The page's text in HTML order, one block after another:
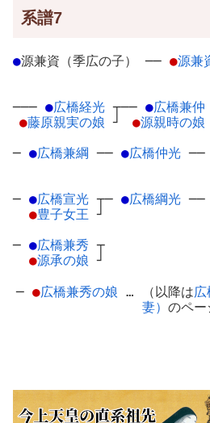
系譜7
●源兼資（季広の子） ── ●源兼
─── ●広橋経光 ┬
●藤原親実の娘 ┘
── ●広橋兼仲
●源親時の娘
─ ●広橋兼綱 ── ●広橋仲光 ──
─ ●広橋宣光 ┬
●豊子女王 ┘
─ ●広橋綱光 ──
─ ●広橋兼秀 ┬
●源承の娘 ┘
─ ●広橋兼秀の娘 … （以降は
妻） のペー